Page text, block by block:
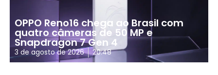
OPPO Reno16 chega ao Brasil com
quatro câmeras de 50 MP e
Snapdragon 7 Gen 4
3 de agosto de 2026 20:48